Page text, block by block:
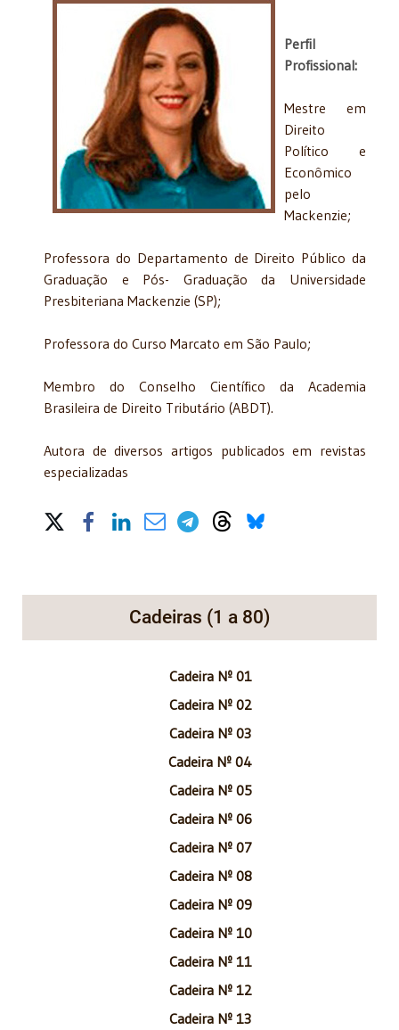
Perfil
Profissional:
Mestre em
Direito
Político e
Econômico
pelo
Mackenzie;
Professora do Departamento de Direito Público da
Graduação e Pós- Graduação da Universidade
Presbiteriana Mackenzie (SP);
Professora do Curso Marcato em São Paulo;
Membro do Conselho Científico da Academia
Brasileira de Direito Tributário (ABDT).
Autora de diversos artigos publicados em revistas
especializadas
Share on Social Media
Cadeiras (1 a 80)
Cadeira Nº 01
Cadeira Nº 02
Cadeira Nº 03
Cadeira Nº 04
Cadeira Nº 05
Cadeira Nº 06
Cadeira Nº 07
Cadeira Nº 08
Cadeira Nº 09
Cadeira Nº 10
Cadeira Nº 11
Cadeira Nº 12
Cadeira Nº 13